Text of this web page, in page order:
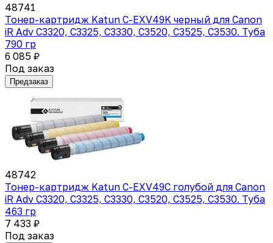
48741
Тонер-картридж Katun C-EXV49K черный для Canon
iR Adv C3320, C3325, C3330, C3520, C3525, C3530. Туба
790 гр
6 085 ₽
Под заказ
Предзаказ
48742
Тонер-картридж Katun C-EXV49C голубой для Canon
iR Adv C3320, C3325, C3330, C3520, C3525, C3530. Туба
463 гр
7 433 ₽
Под заказ